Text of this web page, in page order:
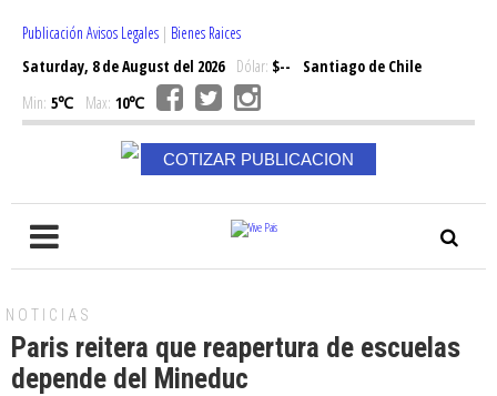
Publicación Avisos Legales | Bienes Raices
Saturday, 8 de August del 2026Dólar: $--
Santiago de Chile
Min: 5℃ Max: 10℃
COTIZAR PUBLICACION
NOTICIAS
Paris reitera que reapertura de escuelas
depende del Mineduc